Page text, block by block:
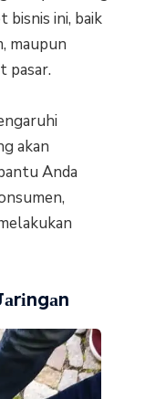
іnі, bаіk
mаuрun
раѕаr.
akan
Andа